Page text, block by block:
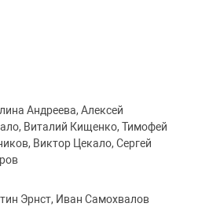
Андреева, Алексей
Виталий Кищенко, Тимофей
Виктор Цекало, Сергей
Эрнст, Иван Самохвалов